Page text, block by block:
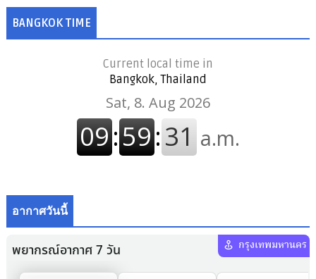
BANGKOK TIME
Current local time in
Bangkok, Thailand
อากาศวันนี้